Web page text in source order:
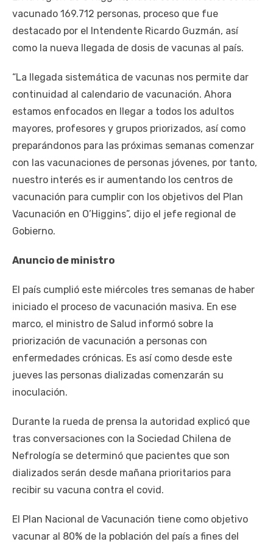
vacunado 169.712 personas, proceso que fue
destacado por el Intendente Ricardo Guzmán, así
como la nueva llegada de dosis de vacunas al país.
“La llegada sistemática de vacunas nos permite dar
continuidad al calendario de vacunación. Ahora
estamos enfocados en llegar a todos los adultos
mayores, profesores y grupos priorizados, así como
preparándonos para las próximas semanas comenzar
con las vacunaciones de personas jóvenes, por tanto,
nuestro interés es ir aumentando los centros de
vacunación para cumplir con los objetivos del Plan
Vacunación en O’Higgins”, dijo el jefe regional de
Gobierno.
Anuncio de ministro
El país cumplió este miércoles tres semanas de haber
iniciado el proceso de vacunación masiva. En ese
marco, el ministro de Salud informó sobre la
priorización de vacunación a personas con
enfermedades crónicas. Es así como desde este
jueves las personas dializadas comenzarán su
inoculación.
Durante la rueda de prensa la autoridad explicó que
tras conversaciones con la Sociedad Chilena de
Nefrología se determinó que pacientes que son
dializados serán desde mañana prioritarios para
recibir su vacuna contra el covid.
El Plan Nacional de Vacunación tiene como objetivo
vacunar al 80% de la población del país a fines del